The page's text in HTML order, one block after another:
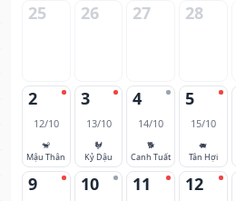
25 26 27 28
2
12/10
🐒
Mậu Thân
3
13/10
🐓
Kỷ Dậu
4
14/10
🐕
Canh Tuất
5
15/10
🐖
Tân Hợi
9 10 11 12